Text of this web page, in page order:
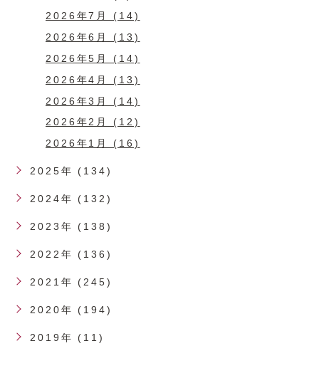
2026年7月 (14)
2026年6月 (13)
2026年5月 (14)
2026年4月 (13)
2026年3月 (14)
2026年2月 (12)
2026年1月 (16)
2025年 (134)
2024年 (132)
2023年 (138)
2022年 (136)
2021年 (245)
2020年 (194)
2019年 (11)